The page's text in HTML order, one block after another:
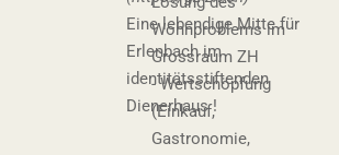
Wohnproblems im
Grossraum ZH
- Wertschöpfung
(Einkauf,
Gastronomie,
Eine lebendige Mitte für
Erlenbach im
identitätsstiftenden
Dienerhaus !